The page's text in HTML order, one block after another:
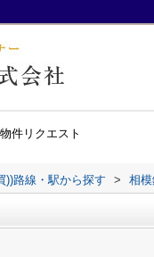
物件リクエスト
))路線・駅から探す > 相